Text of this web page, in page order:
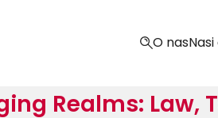
O nas
Realms: